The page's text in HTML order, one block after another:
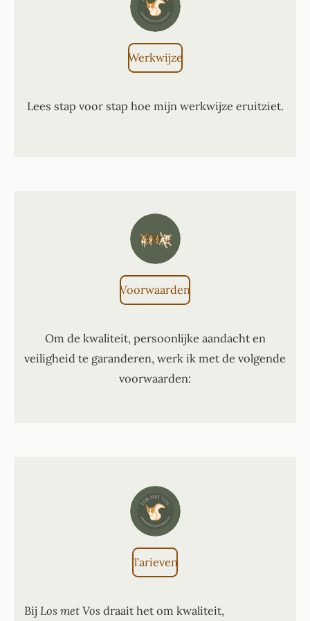
Werkwijze
Lees stap voor stap hoe mijn werkwijze eruitziet.
Voorwaarden
Om de kwaliteit, persoonlijke aandacht en
veiligheid te garanderen, werk ik met de volgende
voorwaarden:
Tarieven
Bij Los met Vos draait het om kwaliteit,